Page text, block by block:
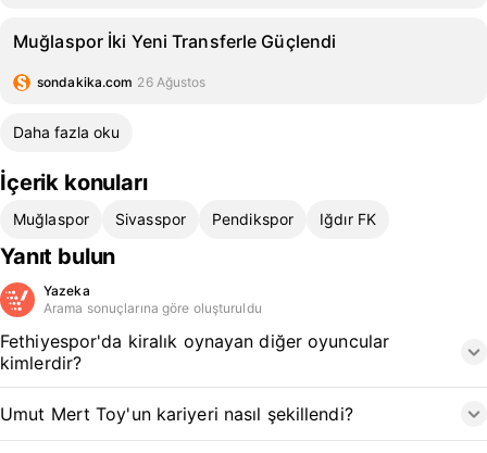
Muğlaspor İki Yeni Transferle Güçlendi
sondakika.com 26 Ağustos
Daha fazla oku
İçerik konuları
Muğlaspor Sivasspor Pendikspor Iğdır FK
Yanıt bulun
Yazeka
Arama sonuçlarına göre oluşturuldu
Fethiyespor'da kiralık oynayan diğer oyuncular
kimlerdir?
Umut Mert Toy'un kariyeri nasıl şekillendi?